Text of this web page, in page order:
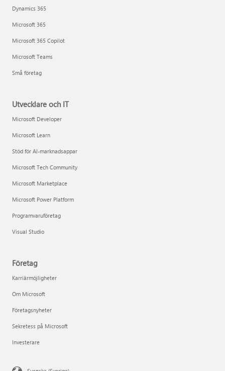
Dynamics 365
Microsoft 365
Microsoft 365 Copilot
Microsoft Teams
Små företag
Utvecklare och IT
Microsoft Developer
Microsoft Learn
Stöd för AI-marknadsappar
Microsoft Tech Community
Microsoft Marketplace
Microsoft Power Platform
Programvaruföretag
Visual Studio
Företag
Karriärmöjligheter
Om Microsoft
Företagsnyheter
Sekretess på Microsoft
Investerare